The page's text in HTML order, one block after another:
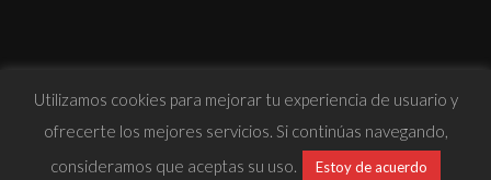
· Política de Privacidad
· Política de Cookies· Aviso Legal
web desarrollado porReactiva Online
Utilizamos cookies para mejorar tu experiencia de usuario y
ofrecerte los mejores servicios. Si continúas navegando,
consideramos que aceptas su uso.
Estoy de acuerdo